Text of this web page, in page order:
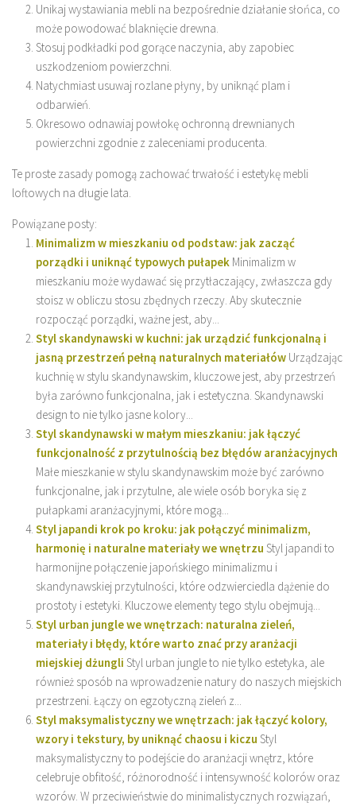
Unikaj wystawiania mebli na bezpośrednie działanie słońca, co
może powodować blaknięcie drewna.
Stosuj podkładki pod gorące naczynia, aby zapobiec
uszkodzeniom powierzchni.
Natychmiast usuwaj rozlane płyny, by uniknąć plam i
odbarwień.
Okresowo odnawiaj powłokę ochronną drewnianych
powierzchni zgodnie z zaleceniami producenta.
Te proste zasady pomogą zachować trwałość i estetykę mebli
loftowych na długie lata.
Powiązane posty:
Minimalizm w mieszkaniu od podstaw: jak zacząć
porządki i uniknąć typowych pułapek Minimalizm w
mieszkaniu może wydawać się przytłaczający, zwłaszcza gdy
stoisz w obliczu stosu zbędnych rzeczy. Aby skutecznie
rozpocząć porządki, ważne jest, aby...
Styl skandynawski w kuchni: jak urządzić funkcjonalną i
jasną przestrzeń pełną naturalnych materiałów Urządzając
kuchnię w stylu skandynawskim, kluczowe jest, aby przestrzeń
była zarówno funkcjonalna, jak i estetyczna. Skandynawski
design to nie tylko jasne kolory...
Styl skandynawski w małym mieszkaniu: jak łączyć
funkcjonalność z przytulnością bez błędów aranżacyjnych
Małe mieszkanie w stylu skandynawskim może być zarówno
funkcjonalne, jak i przytulne, ale wiele osób boryka się z
pułapkami aranżacyjnymi, które mogą...
Styl japandi krok po kroku: jak połączyć minimalizm,
harmonię i naturalne materiały we wnętrzu Styl japandi to
harmonijne połączenie japońskiego minimalizmu i
skandynawskiej przytulności, które odzwierciedla dążenie do
prostoty i estetyki. Kluczowe elementy tego stylu obejmują...
Styl urban jungle we wnętrzach: naturalna zieleń,
materiały i błędy, które warto znać przy aranżacji
miejskiej dżungli Styl urban jungle to nie tylko estetyka, ale
również sposób na wprowadzenie natury do naszych miejskich
przestrzeni. Łączy on egzotyczną zieleń z...
Styl maksymalistyczny we wnętrzach: jak łączyć kolory,
wzory i tekstury, by uniknąć chaosu i kiczu Styl
maksymalistyczny to podejście do aranżacji wnętrz, które
celebruje obfitość, różnorodność i intensywność kolorów oraz
wzorów. W przeciwieństwie do minimalistycznych rozwiązań,